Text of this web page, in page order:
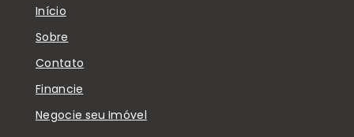
Início
Sobre
Contato
Financie
Negocie seu Imóvel